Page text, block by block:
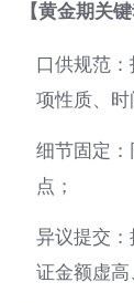
【黄金期关键
口供规范
项性质、时
细节固定
点；
异议提交
证金额虚高